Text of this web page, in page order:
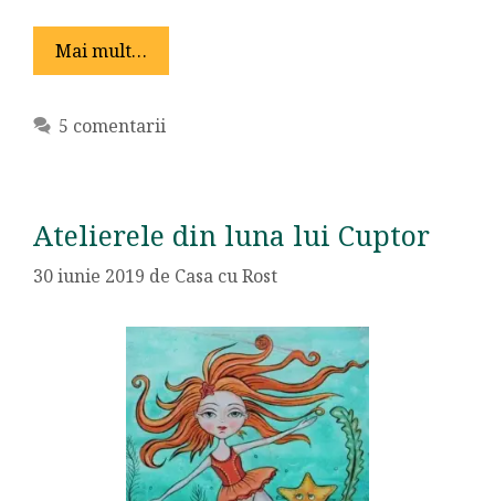
Mai mult…
5 comentarii
Atelierele din luna lui Cuptor
30 iunie 2019 de Casa cu Rost